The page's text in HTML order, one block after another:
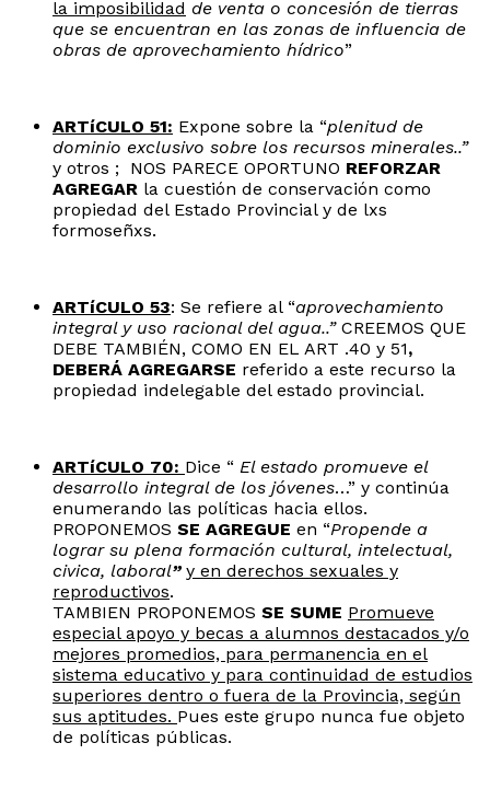
la imposibilidad de venta o concesión de tierras
que se encuentran en las zonas de influencia de
obras de aprovechamiento hídrico”
ARTíCULO 51: Expone sobre la “plenitud de
dominio exclusivo sobre los recursos minerales..”
y otros ; NOS PARECE OPORTUNO REFORZAR
AGREGAR la cuestión de conservación como
propiedad del Estado Provincial y de lxs
formoseñxs.
ARTíCULO 53: Se refiere al “aprovechamiento
integral y uso racional del agua..” CREEMOS QUE
DEBE TAMBIÉN, COMO EN EL ART .40 y 51,
DEBERÁ AGREGARSE referido a este recurso la
propiedad indelegable del estado provincial.
ARTíCULO 70: Dice “ El estado promueve el
desarrollo integral de los jóvenes…” y continúa
enumerando las políticas hacia ellos.
PROPONEMOS SE AGREGUE en “Propende a
lograr su plena formación cultural, intelectual,
civica, laboral” y en derechos sexuales y
reproductivos.
TAMBIEN PROPONEMOS SE SUME Promueve
especial apoyo y becas a alumnos destacados y/o
mejores promedios, para permanencia en el
sistema educativo y para continuidad de estudios
superiores dentro o fuera de la Provincia, según
sus aptitudes. Pues este grupo nunca fue objeto
de políticas públicas.